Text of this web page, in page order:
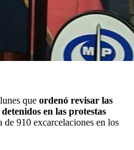
que ordenó revisar las
en las protestas
de 910 excarcelaciones en los